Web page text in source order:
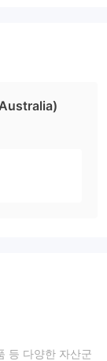
등 다양한 자산군